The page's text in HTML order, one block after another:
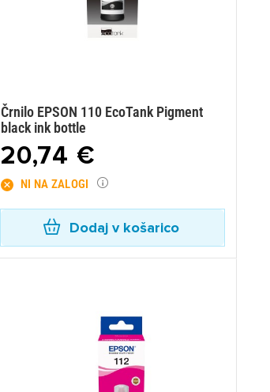
Črnilo EPSON 110 EcoTank Pigment
black ink bottle
20,74 €
NI NA ZALOGI
Dodaj v košarico